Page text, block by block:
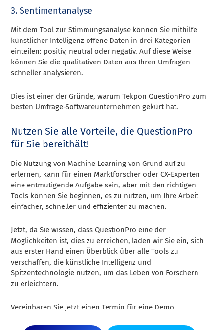
3. Sentimentanalyse
Mit dem Tool zur Stimmungsanalyse können Sie mithilfe
künstlicher Intelligenz offene Daten in drei Kategorien
einteilen: positiv, neutral oder negativ. Auf diese Weise
können Sie die qualitativen Daten aus Ihren Umfragen
schneller analysieren.
Dies ist einer der Gründe, warum Tekpon QuestionPro zum
besten Umfrage-Softwareunternehmen gekürt hat.
Nutzen Sie alle Vorteile, die QuestionPro
für Sie bereithält!
Die Nutzung von Machine Learning von Grund auf zu
erlernen, kann für einen Marktforscher oder CX-Experten
eine entmutigende Aufgabe sein, aber mit den richtigen
Tools können Sie beginnen, es zu nutzen, um Ihre Arbeit
einfacher, schneller und effizienter zu machen.
Jetzt, da Sie wissen, dass QuestionPro eine der
Möglichkeiten ist, dies zu erreichen, laden wir Sie ein, sich
aus erster Hand einen Überblick über alle Tools zu
verschaffen, die künstliche Intelligenz und
Spitzentechnologie nutzen, um das Leben von Forschern
zu erleichtern.
Vereinbaren Sie jetzt einen Termin für eine Demo!